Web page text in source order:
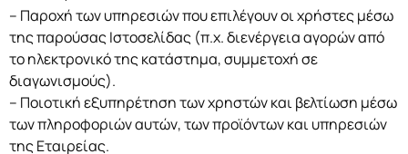
– Παροχή των υπηρεσιών που επιλέγουν οι χρήστες μέσω
της παρούσας Ιστοσελίδας (π.χ. διενέργεια αγορών από
το ηλεκτρονικό της κατάστημα, συμμετοχή σε
διαγωνισμούς).
– Ποιοτική εξυπηρέτηση των χρηστών και βελτίωση μέσω
των πληροφοριών αυτών, των προϊόντων και υπηρεσιών
της Εταιρείας.